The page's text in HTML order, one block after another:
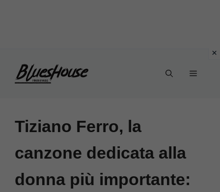
Menu
Tiziano Ferro, la
canzone dedicata alla
donna più importante: